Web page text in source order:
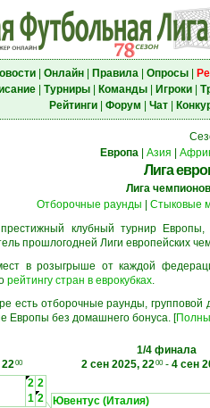
| Онлайн| Правила| Опросы|
| Турниры| Команды| Игроки|
Рейтинги| Форум Чат|
Европа
Азия
Лига
Лига чемпионов
Отборочные раунды
Стыковые
клубный турнир
прошлогодней Лиги европейских
в розыгрыше от каждой
рейтингу стран в еврокубках.
есть отборочные раунды,
Европы без домашнего бонуса. [
2200
1/4 финала
2 сен 2025, 2200- 4 сен
2 2
1 2
Ювентус (Италия)